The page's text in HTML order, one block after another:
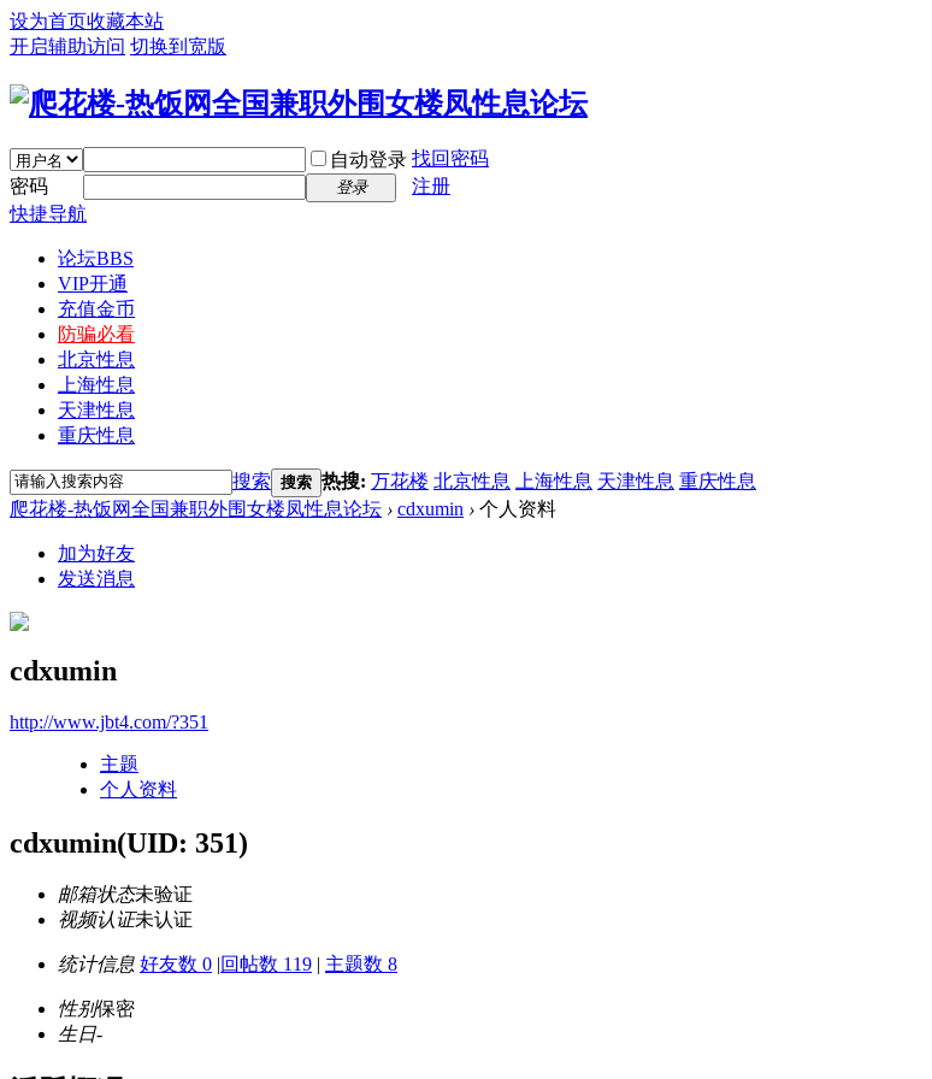
设为首页收藏本站
开启辅助访问 切换到宽版
自动登录 找回密码
密码
登录
注册
快捷导航
论坛BBS
VIP开通
充值金币
防骗必看
北京性息
上海性息
天津性息
重庆性息
搜索 搜索 热搜: 万花楼 北京性息 上海性息 天津性息 重庆性息
爬花楼-热饭网全国兼职外围女楼凤性息论坛 › cdxumin › 个人资料
加为好友
发送消息
cdxumin
http://www.jbt4.com/?351
主题
个人资料
cdxumin(UID: 351)
邮箱状态未验证
视频认证未认证
统计信息 好友数 0 |回帖数 119 | 主题数 8
性别保密
生日-